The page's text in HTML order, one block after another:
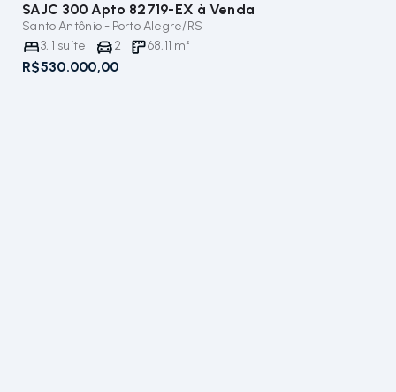
SAJC 300 Apto 82719-EX à Venda
Santo Antônio - Porto Alegre/RS
3, 1 suíte 2 68,11 m²
R$530.000,00